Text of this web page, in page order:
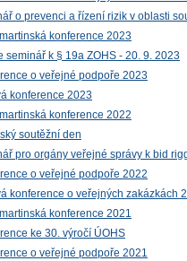
o prevenci a řízení rizik v oblasti
konference 2023
seminář k § 19a ZOHS - 20. 9. 2023
o veřejné podpoře 2023
konference 2023
konference 2022
soutěžní den
pro orgány veřejné správy k bid
o veřejné podpoře 2022
konference o veřejných zakázkách
konference 2021
ke 30. výročí ÚOHS
o veřejné podpoře 2021